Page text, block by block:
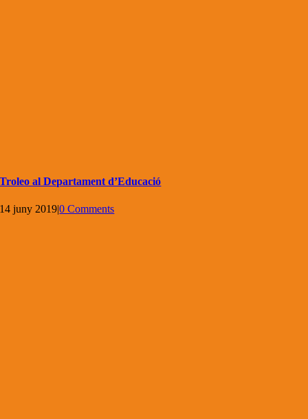
Troleo al Departament d’Educació
14 juny 2019|0 Comments